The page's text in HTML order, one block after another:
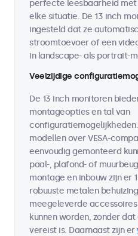
perfecte leesbaarheid
elke situatie. De 13 inch
ingesteld dat ze
stroomtoevoer of een
in landscape- als portrait-
Veelzijdige
De 13 inch monitoren
montageopties en tal van
modellen over VESA-
eenvoudig gemonteerd
paal-, plafond- of
montage en inbouw zijn er
robuuste metalen
meegeleverde
kunnen worden, zonder
vereist is. Daarnaast zijn er